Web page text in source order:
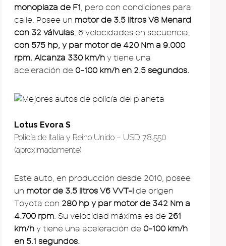
monoplaza de F1, pero con condiciones para
calle. Posee un motor de 3.5 litros V8 Menard
con 32 válvulas, 6 velocidades en secuencia,
con 575 hp, y par motor de 420 Nm a 9.000
rpm. Alcanza 330 km/h y tiene una
aceleración de 0-100 km/h en 2.5 segundos.
Lotus Evora S
Policía de Italia y Reino Unido – USD 78.550
(aproximadamente)
Este auto, en producción desde 2010, posee
un motor de 3.5 litros V6 VVT-i de origen
Toyota con 280 hp y par motor de 342 Nm a
4.700 rpm. Su velocidad máxima es de 261
km/h y tiene una aceleración de 0-100 km/h
en 5.1 segundos.